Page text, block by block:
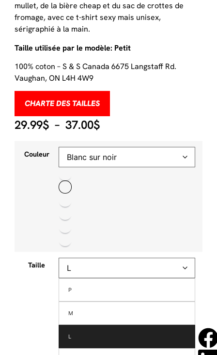
mullet, de la bière cheap et du sac de crottes de
fromage, avec ce t-shirt sexy mais unisex,
sérigraphié à la main.
Taille utilisée par le modèle: Petit
100% coton – S & S Canada 6675 Langstaff Rd.
Vaughan, ON L4H 4W9
CHARTE DES TAILLES
29.99$ – 37.00$
Couleur
Taille
P
M
L